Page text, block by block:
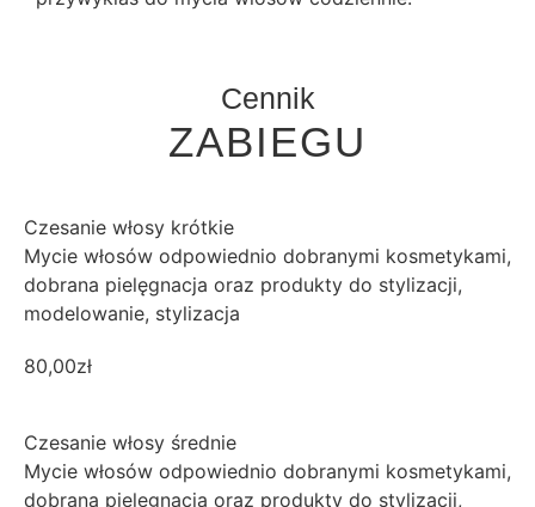
Cennik
ZABIEGU
Czesanie włosy krótkie
Mycie włosów odpowiednio dobranymi kosmetykami,
dobrana pielęgnacja oraz produkty do stylizacji,
modelowanie, stylizacja
80,00zł
Czesanie włosy średnie
Mycie włosów odpowiednio dobranymi kosmetykami,
dobrana pielęgnacja oraz produkty do stylizacji,